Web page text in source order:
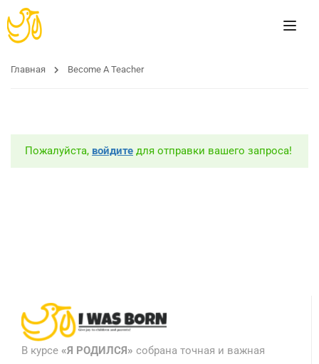
Главная Become A Teacher
Пожалуйста, войдите для отправки вашего запроса!
В курсе «Я РОДИЛСЯ» собрана точная и важная